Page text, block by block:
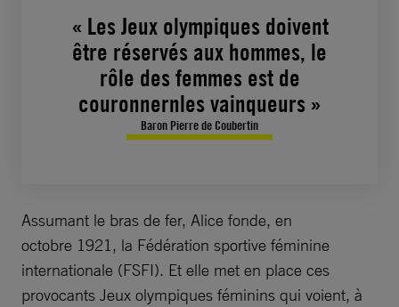
« Les Jeux olympiques doivent
être réservés aux hommes, le
rôle des femmes est de
couronnernles vainqueurs »
Baron Pierre de Coubertin
Assumant le bras de fer, Alice fonde, en
octobre 1921, la Fédération sportive féminine
internationale (FSFI). Et elle met en place ces
provocants Jeux olympiques féminins qui voient, à